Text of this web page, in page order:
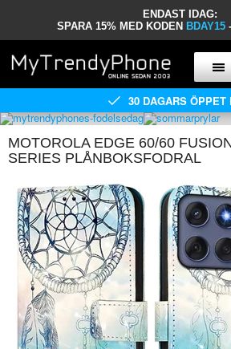
ENDAST IDAG:
SPARA 15% MED KODEN BDAY15 -
30 DAGARS ÖPPET
MOTOROLA EDGE 60/60
SERIES PLÅNBOKSFODRAL